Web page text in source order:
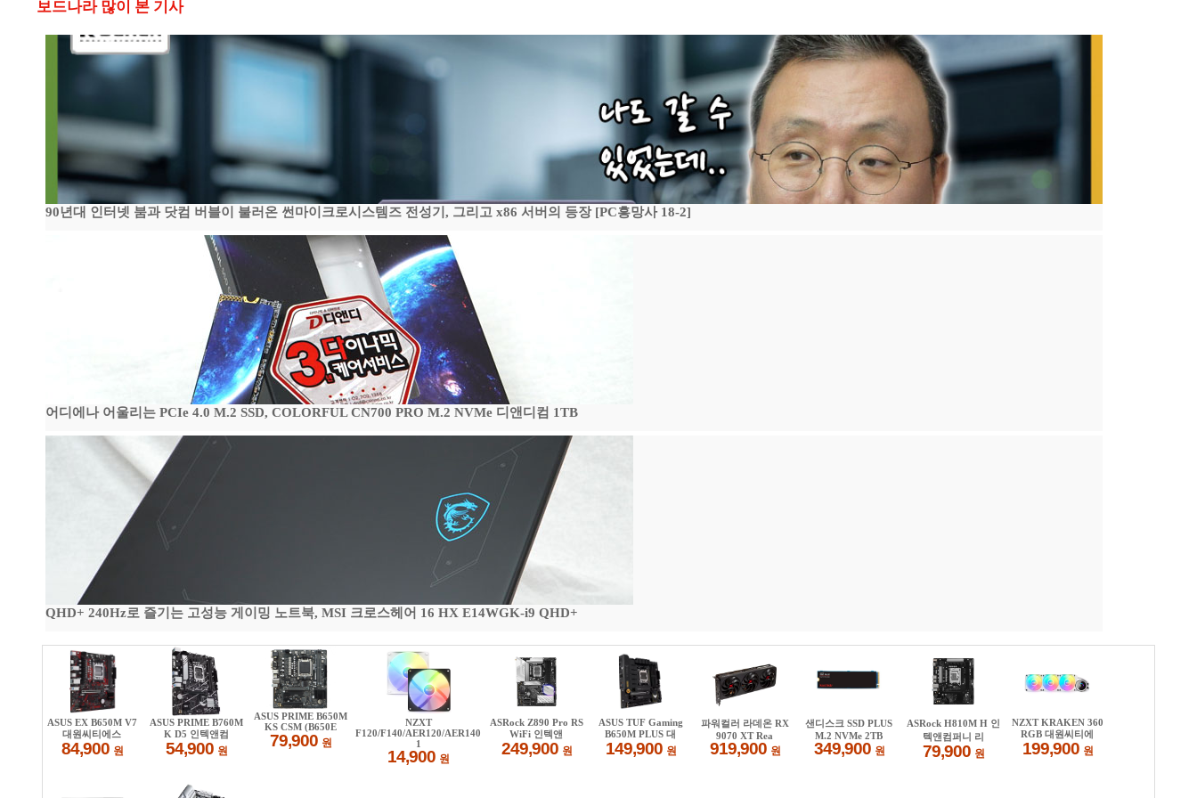
보드나라 많이 본 기사
90년대 인터넷 붐과 닷컴 버블이 불러온 썬마이크로시스템즈 전성기, 그리고 x86 서버의 등장 [PC흥망사 18-2]
어디에나 어울리는 PCIe 4.0 M.2 SSD, COLORFUL CN700 PRO M.2 NVMe 디앤디컴 1TB
QHD+ 240Hz로 즐기는 고성능 게이밍 노트북, MSI 크로스헤어 16 HX E14WGK-i9 QHD+